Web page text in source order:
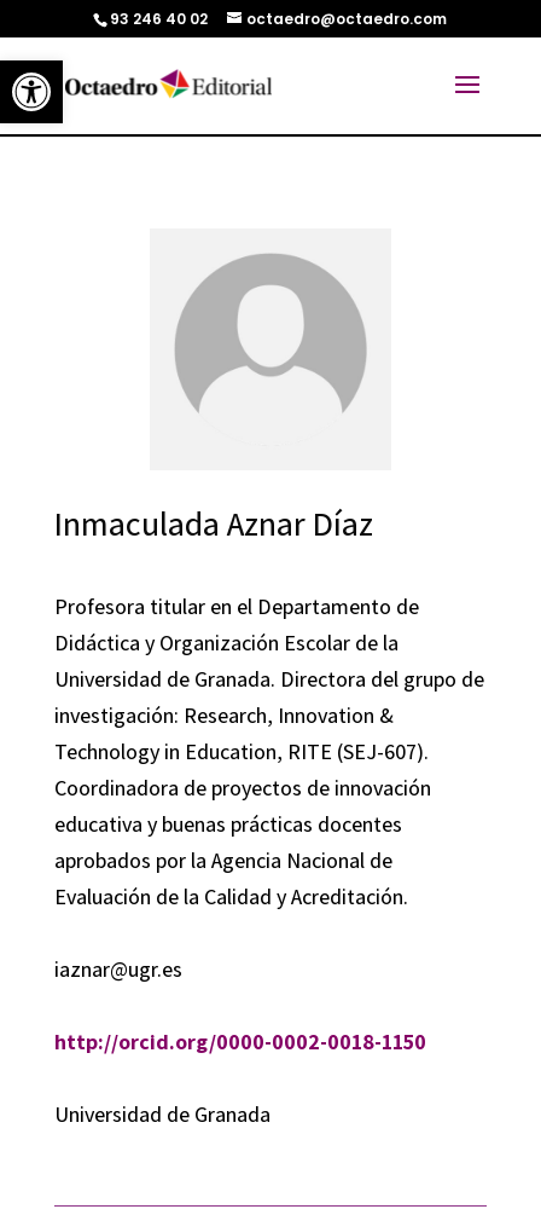
Abrir barra de herramientas
93 246 40 02 octaedro@octaedro.com
Inmaculada Aznar Díaz
Profesora titular en el Departamento de
Didáctica y Organización Escolar de la
Universidad de Granada. Directora del grupo de
investigación: Research, Innovation &
Technology in Education, RITE (SEJ-607).
Coordinadora de proyectos de innovación
educativa y buenas prácticas docentes
aprobados por la Agencia Nacional de
Evaluación de la Calidad y Acreditación.
iaznar@ugr.es
http://orcid.org/0000-0002-0018-1150
Universidad de Granada